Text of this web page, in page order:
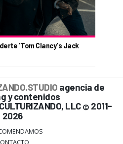
'Tom Clancy's Jack
agencia de
y contenidos
LLC © 2011-
2026